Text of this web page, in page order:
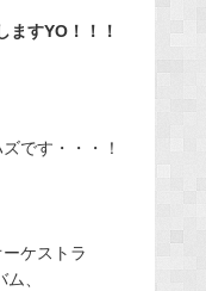
ますYO！！！
です・・・！
ケストラ
、